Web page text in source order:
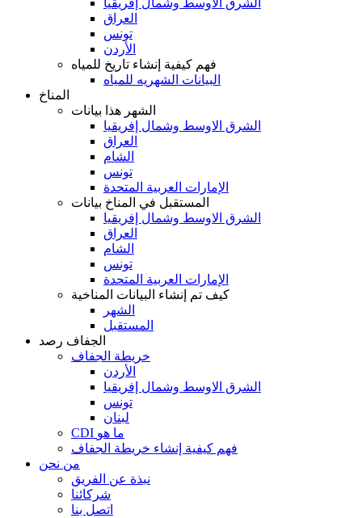
الشرق الاوسط وشمال إفريقيا
العراق
تونس
الأردن
فهم كيفية إنشاء تاريخ للمياه
البيانات الشهريه للمياه
المناخ
الشهر هذا بيانات
الشرق الاوسط وشمال إفريقيا
العراق
الشام
تونس
الإمارات العربية المتحدة
المستقبل في المناخ بيانات
الشرق الاوسط وشمال إفريقيا
العراق
الشام
تونس
الإمارات العربية المتحدة
كيف تم إنشاء البيانات المناخية
الشهر
المستقبل
الجفاف رصد
خريطة الجفاف
الأردن
الشرق الاوسط وشمال إفريقيا
تونس
لبنان
CDI ما هو
فهم كيفية إنشاء خريطة الجفاف
من نحن
نبذة عن الفريق
شركائنا
اتصل بنا